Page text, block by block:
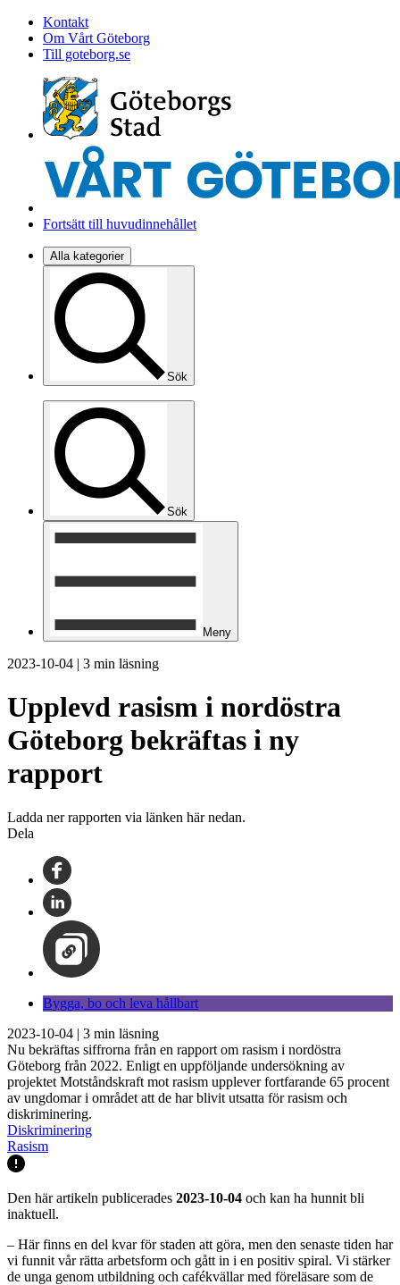
Kontakt
Om Vårt Göteborg
Till goteborg.se
Fortsätt till huvudinnehållet
Alla kategorier
Sök
Sök
Meny
2023-10-04 | 3 min läsning
Upplevd rasism i nordöstra
Göteborg bekräftas i ny
rapport
Ladda ner rapporten via länken här nedan.
Dela
Bygga, bo och leva hållbart
2023-10-04 | 3 min läsning
Nu bekräftas siffrorna från en rapport om rasism i nordöstra
Göteborg från 2022. Enligt en uppföljande undersökning av
projektet Motståndskraft mot rasism upplever fortfarande 65 procent
av ungdomar i området att de har blivit utsatta för rasism och
diskriminering.
Diskriminering
Rasism
Den här artikeln publicerades 2023-10-04 och kan ha hunnit bli
inaktuell.
– Här finns en del kvar för staden att göra, men den senaste tiden har
vi funnit vår rätta arbetsform och gått in i en positiv spiral. Vi stärker
de unga genom utbildning och cafékvällar med föreläsare som de